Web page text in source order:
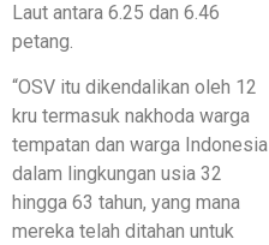
Laut antara 6.25 dan 6.46
petang.
“OSV itu dikendalikan oleh 12
kru termasuk nakhoda warga
tempatan dan warga Indonesia
dalam lingkungan usia 32
hingga 63 tahun, yang mana
mereka telah ditahan untuk